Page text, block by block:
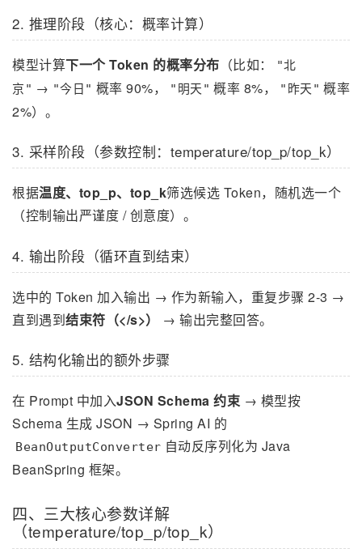
2. 推理阶段（核心：概率计算）
模型计算下一个 Token 的概率分布 （比如：
"北
京" → "今日" 概率 90%， "明天" 概率 8%， "昨天" 概率
2%）。
3. 采样阶段（参数控制：temperature/top_p/top_k）
根据温度、top_p、top_k筛选候选 Token，随机选一个
（控制输出严谨度 / 创意度）。
4. 输出阶段（循环直到结束）
选中的 Token 加入输出 → 作为新输入，重复步骤 2-3 →
直到遇到结束符（</s>） → 输出完整回答。
5. 结构化输出的额外步骤
在 Prompt 中加入JSON Schema 约束 → 模型按
Schema 生成 JSON → Spring AI 的
BeanOutputConverter 自动反序列化为 Java
BeanSpring 框架。
四、三大核心参数详解
（temperature/top_p/top_k）